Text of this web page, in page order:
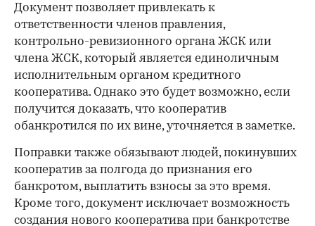
Документ позволяет привлекать к
ответственности членов правления,
контрольно-ревизионного органа ЖСК или
члена ЖСК, который является единоличным
исполнительным органом кредитного
кооператива. Однако это будет возможно, если
получится доказать, что кооператив
обанкротился по их вине, уточняется в заметке.
Поправки также обязывают людей, покинувших
кооператив за полгода до признания его
банкротом, выплатить взносы за это время.
Кроме того, документ исключает возможность
создания нового кооператива при банкротстве